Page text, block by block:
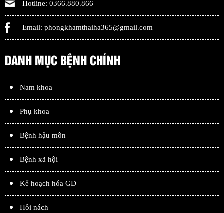
Hotline: 0366.880.866
Email: phongkhamthaiha365@gmail.com
DANH MỤC BỆNH CHÍNH
Nam khoa
Phụ khoa
Bệnh hậu môn
Bệnh xã hội
Kế hoạch hóa GD
Hôi nách